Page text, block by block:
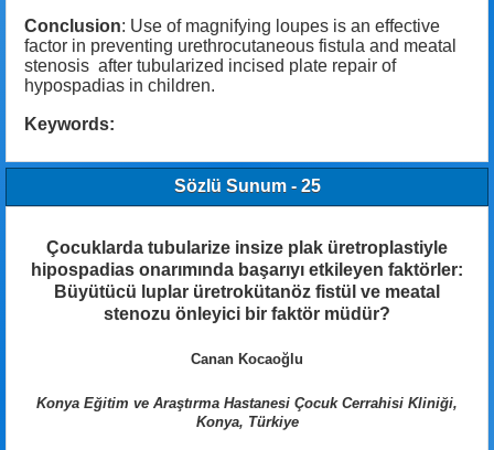
Conclusion: Use of magnifying loupes is an effective
factor in preventing urethrocutaneous fistula and meatal
stenosis after tubularized incised plate repair of
hypospadias in children.
Keywords:
Sözlü Sunum - 25
Çocuklarda tubularize insize plak üretroplastiyle
hipospadias onarımında başarıyı etkileyen faktörler:
Büyütücü luplar üretrokütanöz fistül ve meatal
stenozu önleyici bir faktör müdür?
Canan Kocaoğlu
Konya Eğitim ve Araştırma Hastanesi Çocuk Cerrahisi Kliniği,
Konya, Türkiye